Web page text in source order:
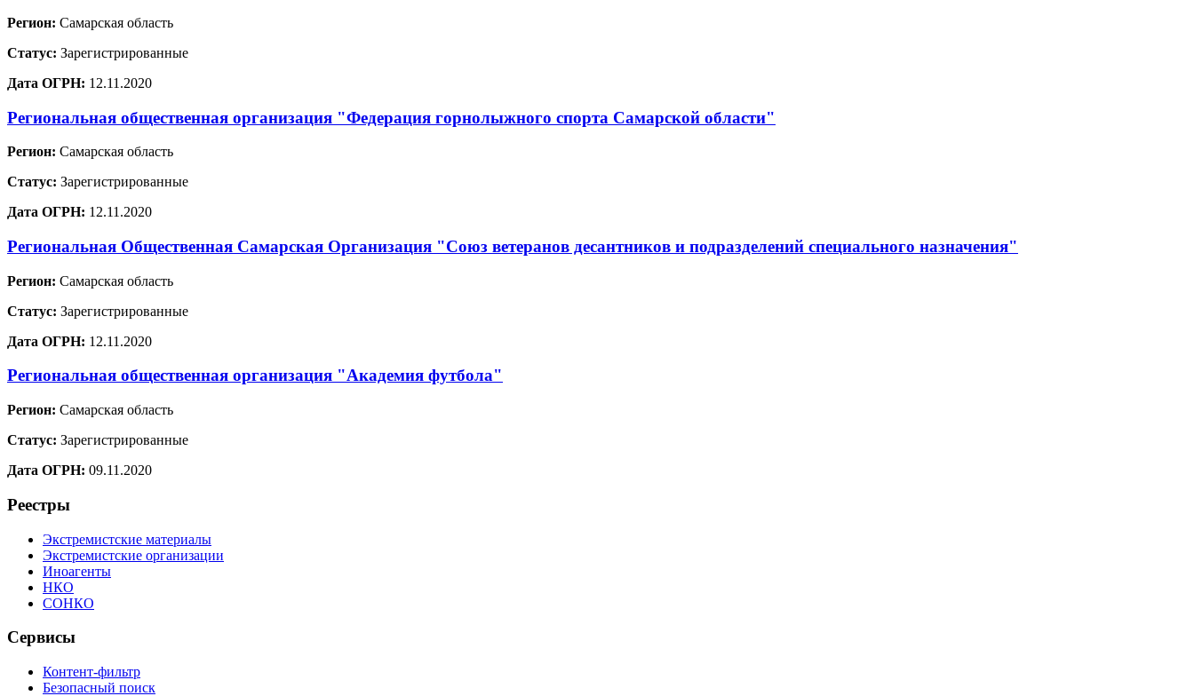
Регион: Самарская область
Статус: Зарегистрированные
Дата ОГРН: 12.11.2020
Региональная общественная организация "Федерация горнолыжного спорта Самарской области"
Регион: Самарская область
Статус: Зарегистрированные
Дата ОГРН: 12.11.2020
Региональная Общественная Самарская Организация "Союз ветеранов десантников и подразделений специального назначения"
Регион: Самарская область
Статус: Зарегистрированные
Дата ОГРН: 12.11.2020
Региональная общественная организация "Академия футбола"
Регион: Самарская область
Статус: Зарегистрированные
Дата ОГРН: 09.11.2020
Реестры
Экстремистские материалы
Экстремистские организации
Иноагенты
НКО
СОНКО
Сервисы
Контент-фильтр
Безопасный поиск